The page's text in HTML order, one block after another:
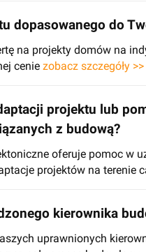
dopasowanego do
na projekty domów na
cenie zobacz szczegóły >>
projektu lub
z budową?
oferuje pomoc w
projektów na terenie
kierownika
uprawnionych